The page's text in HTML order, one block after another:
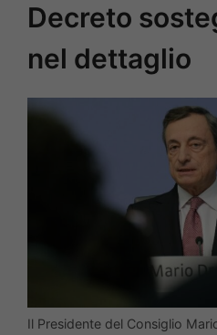
Decreto
nel dettaglio
Il Presidente del Consiglio